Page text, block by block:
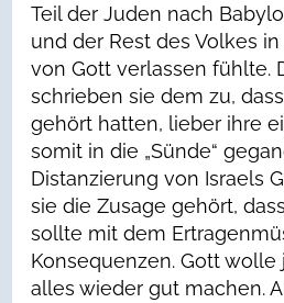
Teil der Juden nach
und der Rest des Volkes
von Gott verlassen fühlte.
schrieben sie dem zu,
gehört hatten, lieber ihre
somit in die „Sünde“
Distanzierung von Israels
sie die Zusage gehört,
sollte mit dem
Konsequenzen. Gott
alles wieder gut machen.